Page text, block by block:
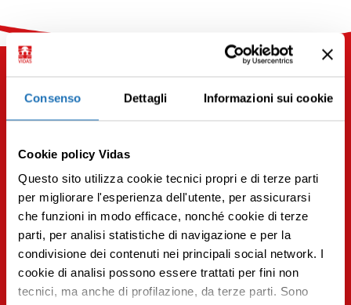
Consenso Dettagli Informazioni sui cookie
Cookie policy Vidas
Questo sito utilizza cookie tecnici propri e di terze parti
per migliorare l'esperienza dell'utente, per assicurarsi
che funzioni in modo efficace, nonché cookie di terze
parti, per analisi statistiche di navigazione e per la
condivisione dei contenuti nei principali social network. I
cookie di analisi possono essere trattati per fini non
tecnici, ma anche di profilazione, da terze parti. Sono
Potrebbe interessarti anche
Per scoprire articoli simili iscriviti alla
newsletter.
Iscriviti
Premi INVIO per cercare o ESC per uscire